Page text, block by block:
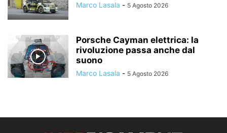
Marco Lasala - 5 Agosto 2026
Porsche Cayman elettrica: la
rivoluzione passa anche dal
suono
Marco Lasala - 5 Agosto 2026